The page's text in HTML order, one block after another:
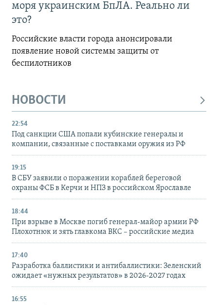
моря украинским БпЛА. Реально ли
это?
Российские власти города анонсировали
появление новой системы защиты от
беспилотников
НОВОСТИ
22:54
Под санкции США попали кубинские генералы и
компании, связанные с поставками оружия из РФ
19:15
В СБУ заявили о поражении кораблей береговой
охраны ФСБ в Керчи и НПЗ в российском Ярославле
18:44
При взрыве в Москве погиб генерал-майор армии РФ
Плохотнюк и зять главкома ВКС – российские медиа
17:40
Разработка баллистики и антибаллистики: Зеленский
ожидает «нужных результатов» в 2026-2027 годах
16:55